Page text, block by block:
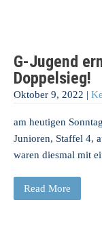
G-Jugend
Doppelsieg!
Oktober 9, 2022 |
am heutigen
Junioren, Staffel 4,
waren diesmal mit
Read More